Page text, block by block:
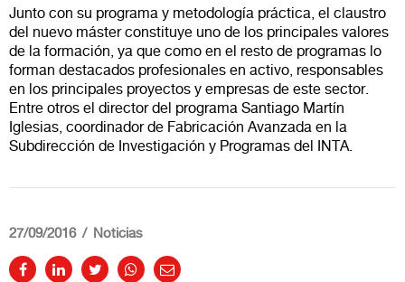
Junto con su programa y metodología práctica, el claustro
del nuevo máster constituye uno de los principales valores
de la formación, ya que como en el resto de programas lo
forman destacados profesionales en activo, responsables
en los principales proyectos y empresas de este sector.
Entre otros el director del programa Santiago Martín
Iglesias, coordinador de Fabricación Avanzada en la
Subdirección de Investigación y Programas del INTA.
27/09/2016 Noticias